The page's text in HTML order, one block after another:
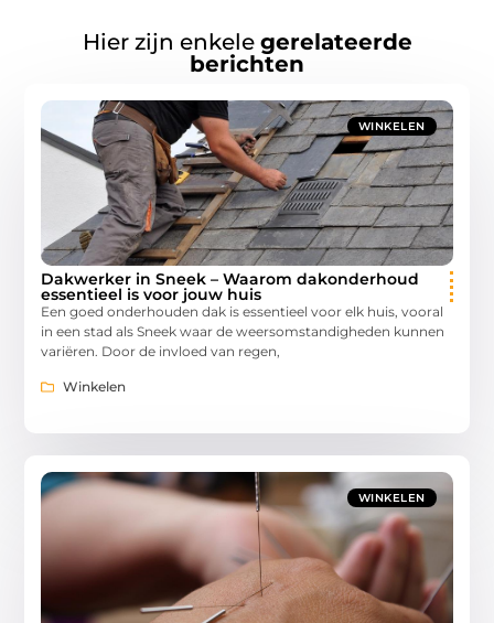
Hier zijn enkele gerelateerde
berichten
WINKELEN
Dakwerker in Sneek – Waarom dakonderhoud
essentieel is voor jouw huis
Een goed onderhouden dak is essentieel voor elk huis, vooral
in een stad als Sneek waar de weersomstandigheden kunnen
variëren. Door de invloed van regen,
Winkelen
WINKELEN